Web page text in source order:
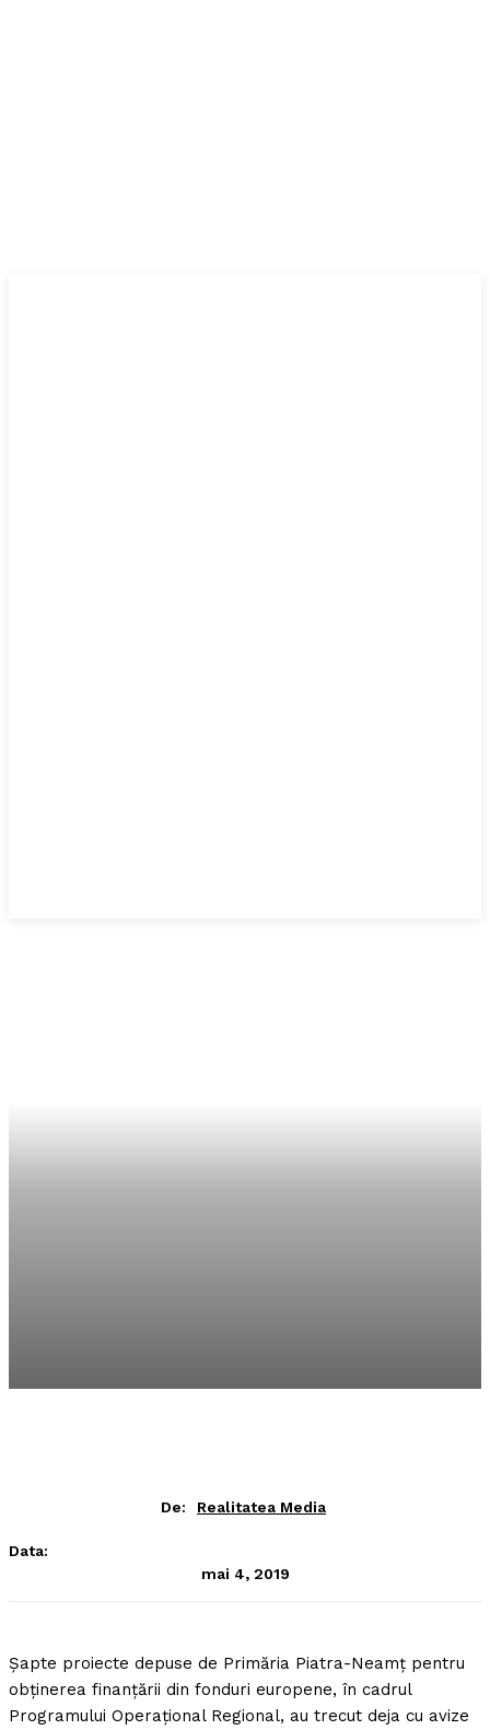
De: Realitatea Media
Data:
mai 4, 2019
Şapte proiecte depuse de Primăria Piatra-Neamţ pentru
obţinerea finanţării din fonduri europene, în cadrul
Programului Operaţional Regional, au trecut deja cu avize